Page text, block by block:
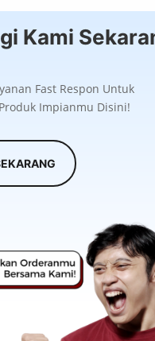
Kami
Fast Respon Untuk
Impianmu Disini!